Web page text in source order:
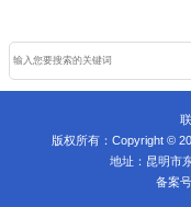
版权所有：Copyright ©
地址：昆明市
备案号